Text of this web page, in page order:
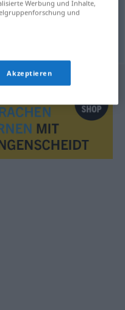
,vise
Werbung und Inhalte,
und
Akzeptieren